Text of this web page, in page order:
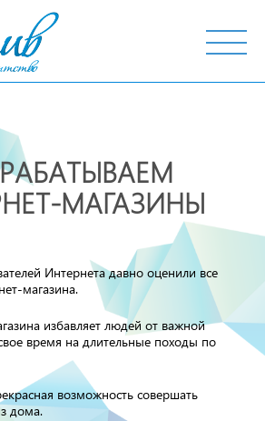
Октябрьская, 19
МАГАЗИНЫ
Интернета давно оценили все
магазина.
избавляет людей от важной
время на длительные походы по
возможность совершать
дома.